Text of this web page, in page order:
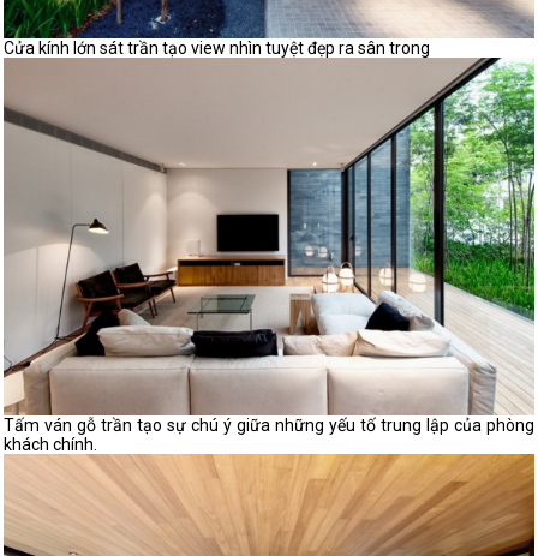
Cửa kính lớn sát trần tạo view nhìn tuyệt đẹp ra sân trong
Tấm ván gỗ trần tạo sự chú ý giữa những yếu tố trung lập của phòng
khách chính.